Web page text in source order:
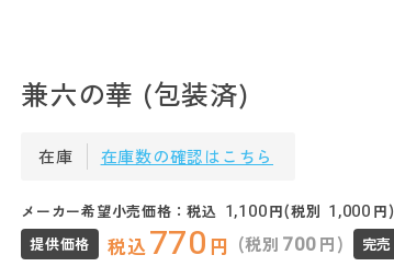
兼六の華 (包装済)
在庫 在庫数の確認はこちら
メーカー希望小売価格：税込 1,100円(税別 1,000 円)
提供価格
税込770 円 (税別 700円) 完売